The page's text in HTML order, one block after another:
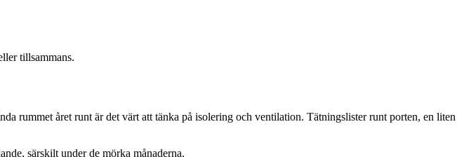
tillsammans.
rummet året runt är det värt att tänka på isolering och ventilation. Tätningslister runt porten, en liten
särskilt under de mörka månaderna.